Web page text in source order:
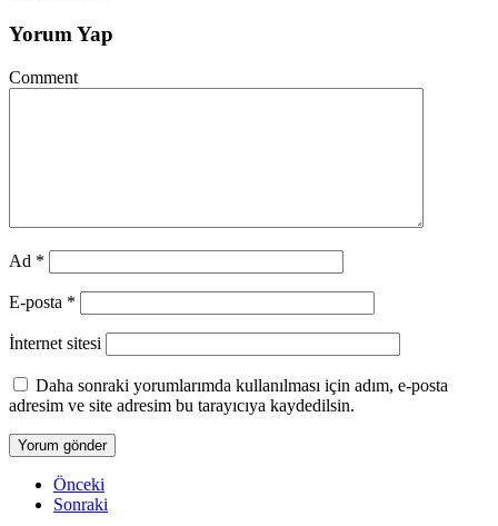
Yorum Yap
Comment
Ad *
E-posta *
İnternet sitesi
Daha sonraki yorumlarımda kullanılması için adım, e-posta
adresim ve site adresim bu tarayıcıya kaydedilsin.
Önceki
Sonraki